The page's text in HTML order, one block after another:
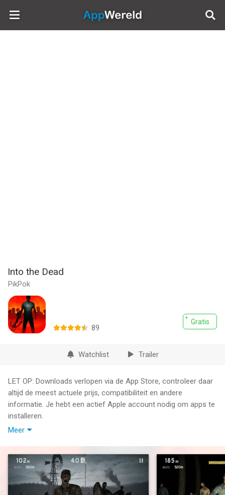
AppWereld
Into the Dead
PikPok
Gratis
89
Watchlist Trailer
LET OP: Downloads verlopen via de App Store, controleer daar
altijd de meest actuele prijs, compatibiliteit en andere
informatie. Je hebt een actief Apple account nodig om apps te
installeren.
moet doen om te blijven leven, beweeg zo snel als je kunt en
bescherm jezelf met alle mogelijke middelen. En als de doden
opstaan: rennen!
Meer